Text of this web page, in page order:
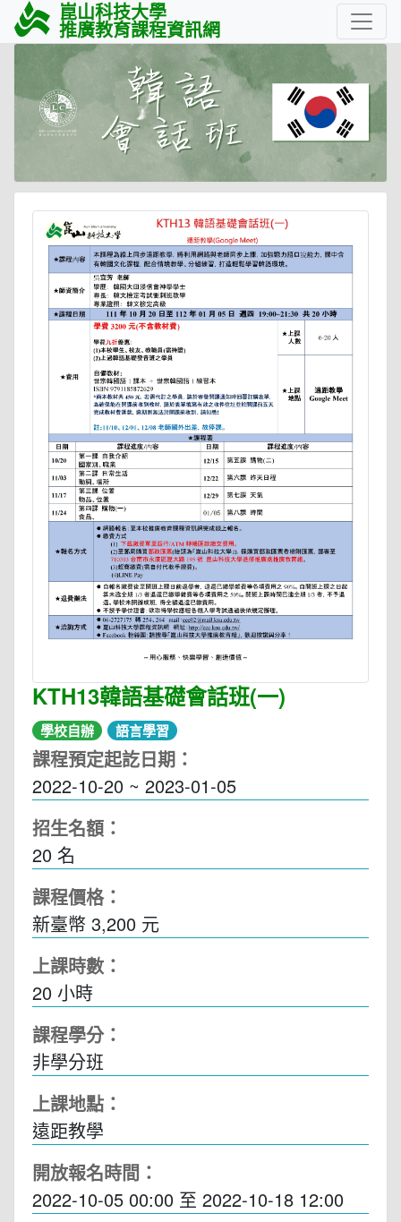
崑山科技大學
推廣教育課程資訊網
KTH13韓語基礎會話班(一)
學校自辦 語言學習
課程預定起訖日期：
2022-10-20 ~ 2023-01-05
招生名額：
20 名
課程價格：
新臺幣 3,200 元
上課時數：
20 小時
課程學分：
非學分班
上課地點：
遠距教學
開放報名時間：
2022-10-05 00:00 至 2022-10-18 12:00